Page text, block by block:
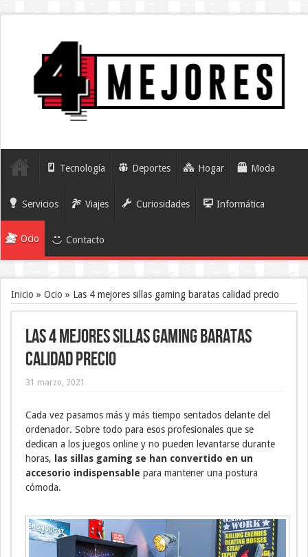
Tecnología Deportes Hogar Moda
Servicios Viajes Curiosidades Informática
Ocio Contacto
Inicio » Ocio » Las 4 mejores sillas gaming baratas calidad precio
Las 4 mejores sillas gaming baratas
calidad precio
31 marzo, 2021
Cada vez pasamos más y más tiempo sentados delante del
ordenador. Sobre todo para esos profesionales que se
dedican a los juegos online y no pueden levantarse durante
horas,
las sillas gaming se han convertido en un
accesorio indispensable para mantener una postura
cómoda.